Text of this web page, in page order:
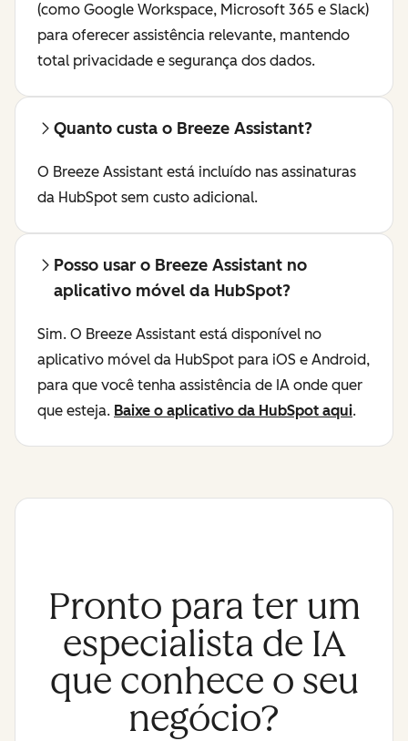
(como Google Workspace, Microsoft 365 e Slack)
para oferecer assistência relevante, mantendo
total privacidade e segurança dos dados.
Quanto custa o Breeze Assistant?
O Breeze Assistant está incluído nas assinaturas
da HubSpot sem custo adicional.
Posso usar o Breeze Assistant no
aplicativo móvel da HubSpot?
Sim. O Breeze Assistant está disponível no
aplicativo móvel da HubSpot para iOS e Android,
para que você tenha assistência de IA onde quer
que esteja. Baixe o aplicativo da HubSpot aqui.
Pronto para ter um
especialista de IA
que conhece o seu
negócio?